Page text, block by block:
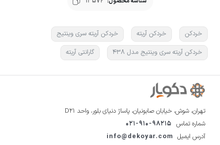
خردکن خردکن آریته
خردکن آریته سری وینتیج
خردکن آریته سری وینتیج مدل 438
گارانتی آریته
تهران، شوش، خیابان صابونیان، پاساژ دنیای بلور، واحد D21
شماره تماس 021-910-98215
آدرس ایمیل info@dekoyar.com